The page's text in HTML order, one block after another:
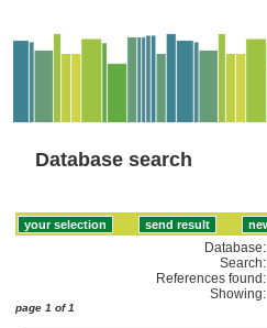
Database search
Database:
Search:
References found:
Showing:
page 1 of 1